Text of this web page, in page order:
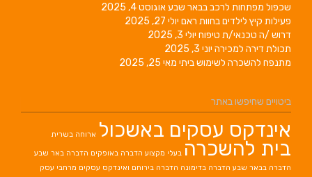
שכפול מפתחות לרכב בבאר שבעאוגוסט 4, 2025
פעילות קיץ לילדים בחוות ראם יולי 27, 2025
דרוש /ה טכנאי/ת טיפוח יולי 3, 2025
תכולת דירה למכירה יוני 3, 2025
מתנפח להשכרה לשימוש ביתי מאי 25, 2025
ביטויים שחיפשו באתר
אינדקס עסקים באשכול ארוחה בשרית
בית להשכרה בעלי מקצוע הדברה באופקים הדברה באר שבע
הדברה בבאר שבע הדברה בדימונה הדברה בירוחם ואינדקס עסקים מרחבי עסק